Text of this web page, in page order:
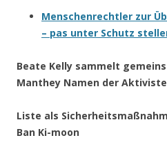
Menschenrechtler zur
– pas unter Schutz
Beate Kelly sammelt
Manthey Namen der
Liste als
Ban Ki-moon